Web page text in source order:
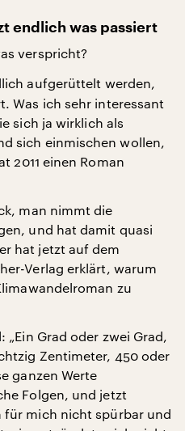
endlich was passiert
verspricht?
aufgerüttelt werden,
Was ich sehr interessant
sich ja wirklich als
sich einmischen wollen,
2011 einen Roman
man nimmt die
und hat damit quasi
hat jetzt auf dem
Verlag erklärt, warum
zu
„Ein Grad oder zwei Grad,
Zentimeter, 450 oder
ganzen Werte
Folgen, und jetzt
für mich nicht spürbar und